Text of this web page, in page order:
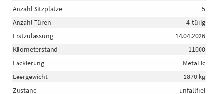
Anzahl Sitzplätze
5
Anzahl Türen
4-türig
Erstzulassung
14.04.2026
Kilometerstand
11000
Lackierung
Metallic
Leergewicht
1870 kg
Zustand
unfallfrei